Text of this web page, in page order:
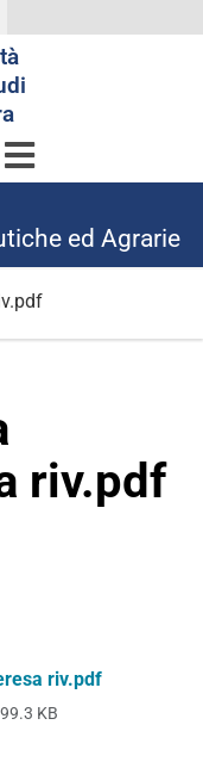
ed Agrarie
riv.pdf
riv.pdf
KB